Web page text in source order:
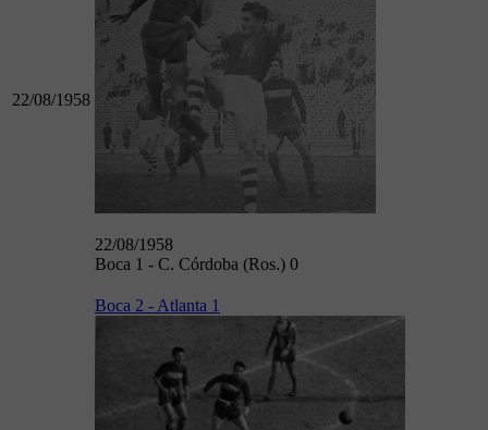
22/08/1958
22/08/1958
Boca 1 - C. Córdoba (Ros.) 0
Boca 2 - Atlanta 1